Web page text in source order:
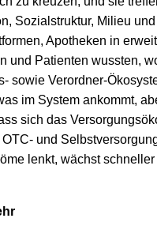
Sozialstruktur, Milieu
Apotheken in
und Patienten wussten,
sowie Verordner-
im System ankommt,
sich das
und
lenkt, wächst